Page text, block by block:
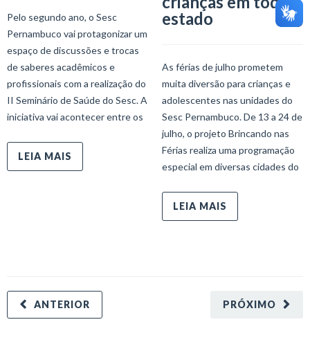
Pelo segundo ano, o Sesc
Pernambuco vai protagonizar um
espaço de discussões e trocas
de saberes acadêmicos e
profissionais com a realização do
II Seminário de Saúde do Sesc. A
iniciativa vai acontecer entre os
LEIA MAIS
estado
As férias de julho prometem
muita diversão para crianças e
adolescentes nas unidades do
Sesc Pernambuco. De 13 a 24 de
julho, o projeto Brincando nas
Férias realiza uma programação
especial em diversas cidades do
LEIA MAIS
PRÓXIMO
ANTERIOR